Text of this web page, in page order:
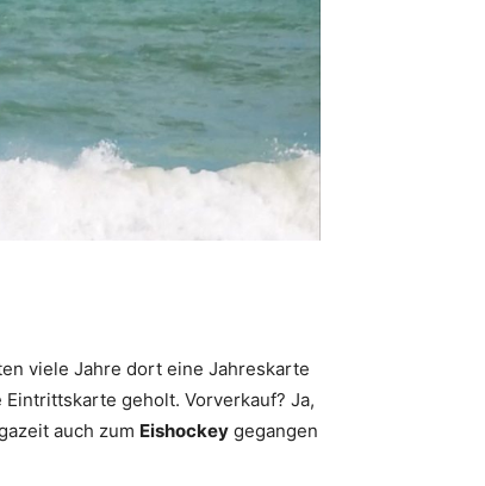
viele Jahre dort eine Jahreskarte
geholt. Vorverkauf? Ja,
auch zum Eishockey gegangen